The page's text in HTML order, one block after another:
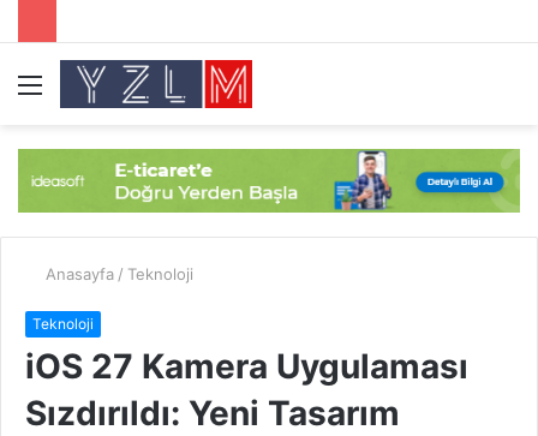
Menü
Anasayfa / Teknoloji
Teknoloji
iOS 27 Kamera Uygulaması
Sızdırıldı: Yeni Tasarım